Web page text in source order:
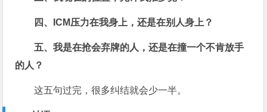
四、ICM压力在我身上，还是在别人身上？
五、我是在抢会弃牌的人，还是在撞一个不肯放手
的人？
这五句过完，很多纠结就会少一半。